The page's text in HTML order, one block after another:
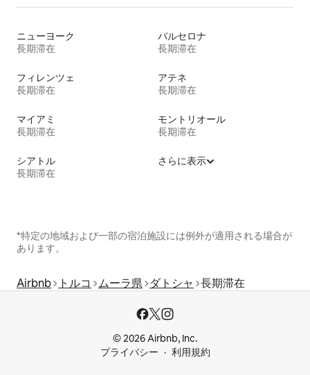
ニューヨーク
長期滞在
バルセロナ
長期滞在
フィレンツェ
長期滞在
アテネ
長期滞在
マイアミ
長期滞在
モントリオール
長期滞在
シアトル
長期滞在
さらに表示
*特定の地域および一部の宿泊施設には例外が適用される場合が
あります。
Airbnb トルコ ムーラ県 ダトシャ 長期滞在
© 2026 Airbnb, Inc.
プライバシー
利用規約